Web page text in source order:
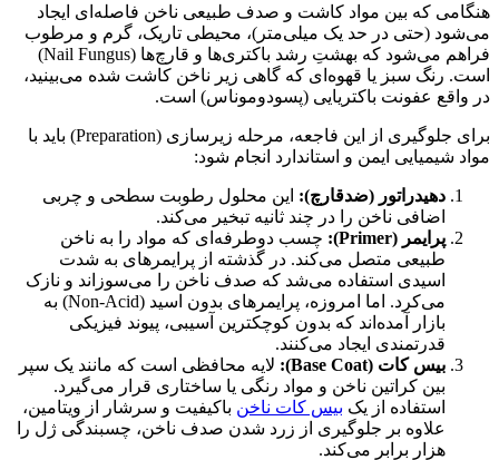
هنگامی که بین مواد کاشت و صدف طبیعی ناخن فاصله‌ای ایجاد
می‌شود (حتی در حد یک میلی‌متر)، محیطی تاریک، گرم و مرطوب
فراهم می‌شود که بهشتِ رشد باکتری‌ها و قارچ‌ها (Nail Fungus)
است. رنگ سبز یا قهوه‌ای که گاهی زیر ناخن کاشت شده می‌بینید،
در واقع عفونت باکتریایی (پسودوموناس) است.
برای جلوگیری از این فاجعه، مرحله زیرسازی (Preparation) باید با
مواد شیمیایی ایمن و استاندارد انجام شود:
دهیدراتور (ضدقارچ): این محلول رطوبت سطحی و چربی
اضافی ناخن را در چند ثانیه تبخیر می‌کند.
پرایمر (Primer):
چسب دوطرفه‌ای که مواد را به ناخن
طبیعی متصل می‌کند. در گذشته از پرایمرهای به شدت
اسیدی استفاده می‌شد که صدف ناخن را می‌سوزاند و نازک
می‌کرد. اما امروزه، پرایمرهای بدون اسید (Non-Acid) به
بازار آمده‌اند که بدون کوچکترین آسیبی، پیوند فیزیکی
قدرتمندی ایجاد می‌کنند.
بیس کات (Base Coat):
لایه محافظی است که مانند یک سپر
بین کراتین ناخن و مواد رنگی یا ساختاری قرار می‌گیرد.
استفاده از یک بیس کات ناخن باکیفیت و سرشار از ویتامین،
علاوه بر جلوگیری از زرد شدن صدف ناخن، چسبندگی ژل را
هزار برابر می‌کند.